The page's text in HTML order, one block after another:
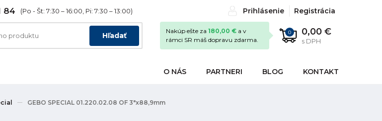
84 (Po - Št: 7:30 – 16:00, Pi: 7:30 – 13:00) Prihlásenie Registrácia
Hľadať 0 0,00 €
s DPH
Nakúp ešte za 180,00 € a v
rámci SR máš dopravu zdarma.
O NÁS PARTNERI BLOG KONTAKT
GEBO SPECIAL 01.220.02.08 OF 3"x88,9mm